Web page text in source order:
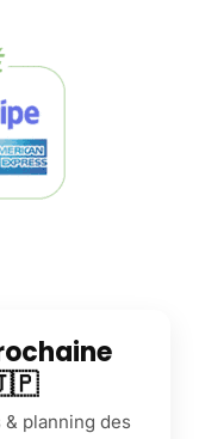
planning des